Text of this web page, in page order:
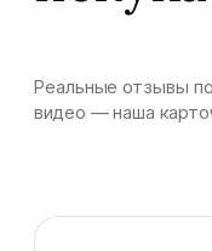
Реальные отзывы
видео — наша